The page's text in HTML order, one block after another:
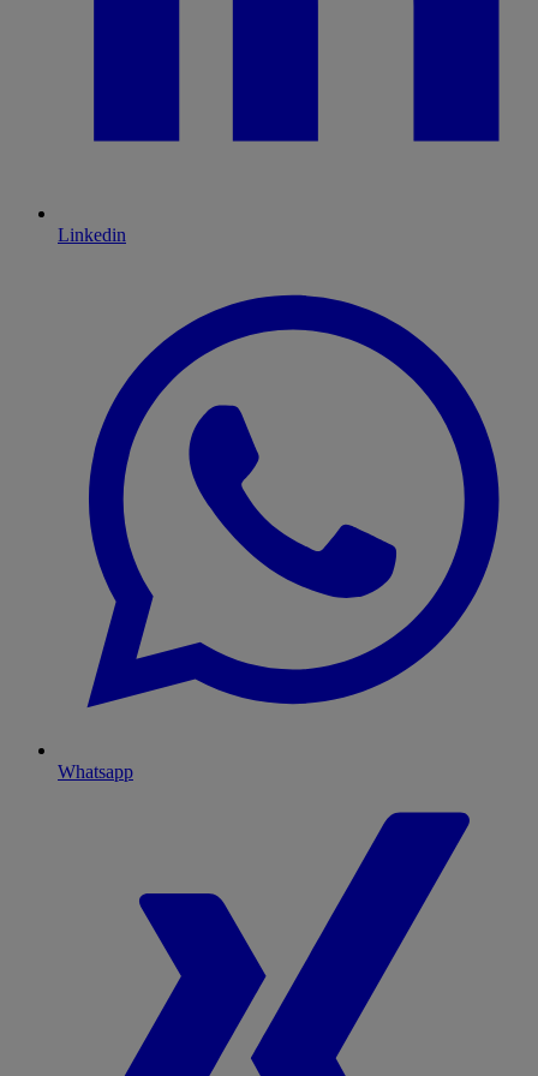
Linkedin
Whatsapp